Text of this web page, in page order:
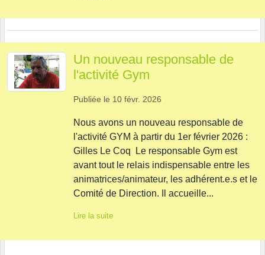
Un nouveau responsable de
l'activité Gym
Publiée le 10 févr. 2026
Nous avons un nouveau responsable de
l'activité GYM à partir du 1er février 2026 :
Gilles Le Coq Le responsable Gym est
avant tout le relais indispensable entre les
animatrices/animateur, les adhérent.e.s et le
Comité de Direction. Il accueille...
Lire la suite